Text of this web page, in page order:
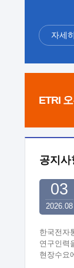
자세
ETRI
공지사
한국전자
연구인력
현장수요
2026.08
03